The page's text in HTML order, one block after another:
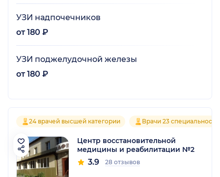
УЗИ надпочечников
от 180 ₽
УЗИ поджелудочной железы
от 180 ₽
24 врачей высшей категории Врачи 23
Центр восстановительной
медицины и реабилитации №2
3.9 28 отзывов